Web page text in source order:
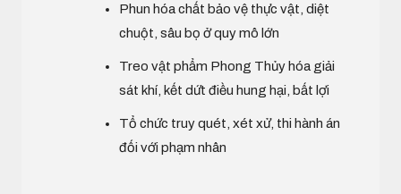
Phun hóa chất bảo vệ thực vật, diệt
chuột, sâu bọ ở quy mô lớn
Treo vật phẩm Phong Thủy hóa giải
sát khí, kết dứt điều hung hại, bất lợi
Tổ chức truy quét, xét xử, thi hành án
đối với phạm nhân